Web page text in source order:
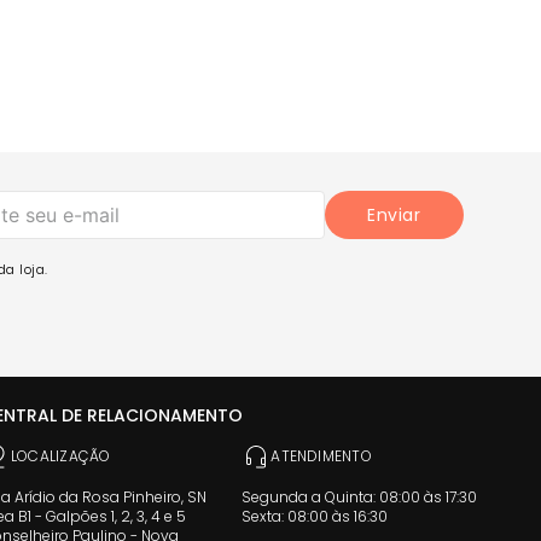
Enviar
loja.
DE RELACIONAMENTO
LOCALIZAÇÃO
Arídio da Rosa Pinheiro, SN
B1 - Galpões 1, 2, 3, 4 e 5
Paulino - Nova
ATENDIMENTO
Segunda a Quinta: 08:00 às 17:30
Sexta: 08:00 às 16:30